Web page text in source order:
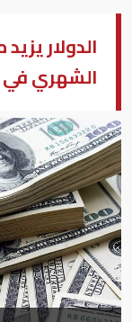
الدولار
الشهري في